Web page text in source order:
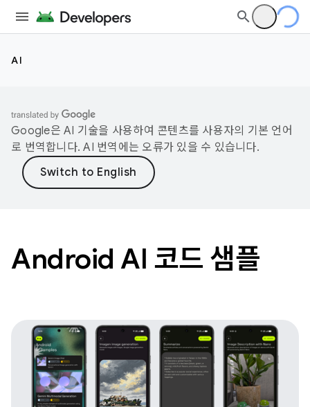
AI
Google은 AI 기술을 사용하여 콘텐츠를 사용자의 기본 언어
로 번역합니다. AI 번역에는 오류가 있을 수 있습니다.
Android AI 코드 샘플